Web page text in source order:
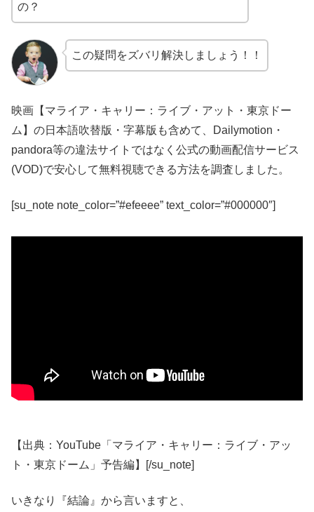
の？
この疑問をズバリ解決しましょう！！
映画【マライア・キャリー：ライブ・アット・東京ドー
ム】の日本語吹替版・字幕版も含めて、Dailymotion・
pandora等の違法サイトではなく公式の動画配信サービス
(VOD)で安心して無料視聴できる方法を調査しました。
[su_note note_color=”#efeeee” text_color=”#000000″]
【出典：YouTube「マライア・キャリー：ライブ・アッ
ト・東京ドーム」予告編】[/su_note]
いきなり『結論』から言いますと、